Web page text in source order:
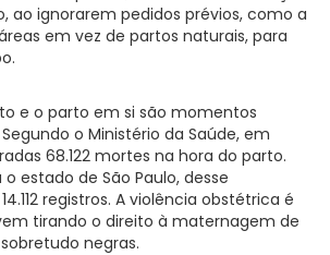
ao ignorarem pedidos prévios, como a
em vez de partos naturais, para
e o parto em si são momentos
o Ministério da Saúde, em
68.122 mortes na hora do parto.
estado de São Paulo, desse
registros. A violência obstétrica é
tirando o direito à maternagem de
negras.